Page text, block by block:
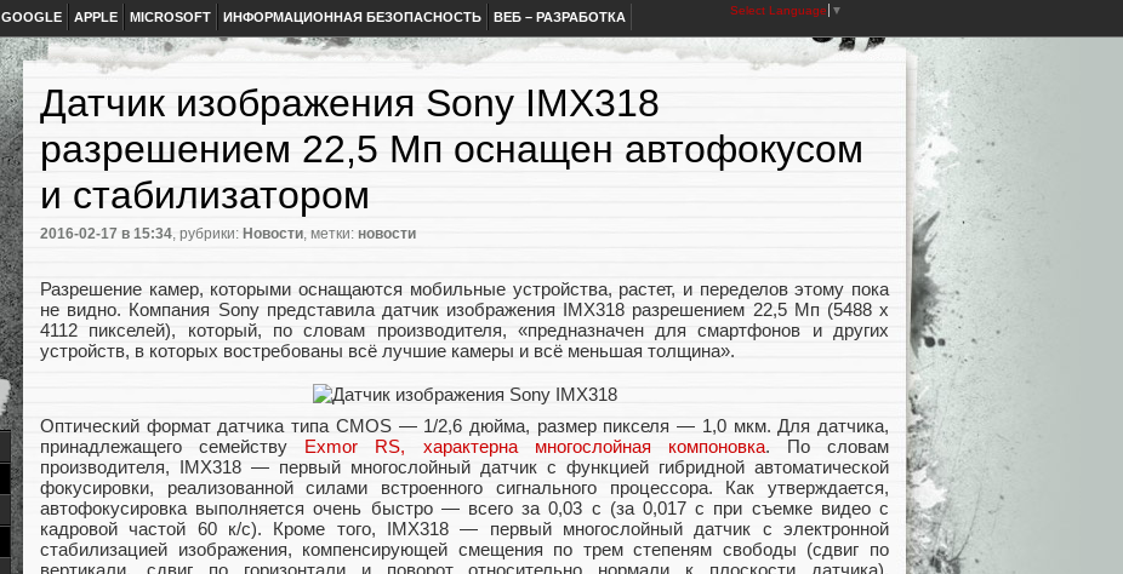
GOOGLE APPLE MICROSOFT ИНФОРМАЦИОННАЯ БЕЗОПАСНОСТЬ ВЕБ – РАЗРАБОТКА Select Language ▼
Датчик изображения Sony IMX318
разрешением 22,5 Мп оснащен автофокусом
и стабилизатором
2016-02-17 в 15:34, рубрики: Новости, метки: новости
Разрешение камер, которыми оснащаются мобильные устройства, растет, и переделов этому пока
не видно. Компания Sony представила датчик изображения IMX318 разрешением 22,5 Мп (5488 x
4112 пикселей), который, по словам производителя, «предназначен для смартфонов и других
устройств, в которых востребованы всё лучшие камеры и всё меньшая толщина».
Оптический формат датчика типа CMOS — 1/2,6 дюйма, размер пикселя — 1,0 мкм. Для датчика,
принадлежащего семейству Exmor RS, характерна многослойная компоновка. По словам
производителя, IMX318 — первый многослойный датчик с функцией гибридной автоматической
фокусировки, реализованной силами встроенного сигнального процессора. Как утверждается,
автофокусировка выполняется очень быстро — всего за 0,03 с (за 0,017 с при съемке видео с
кадровой частой 60 к/с). Кроме того, IMX318 — первый многослойный датчик с электронной
стабилизацией изображения, компенсирующей смещения по трем степеням свободы (сдвиг по
вертикали, сдвиг по горизонтали и поворот относительно нормали к плоскости датчика).